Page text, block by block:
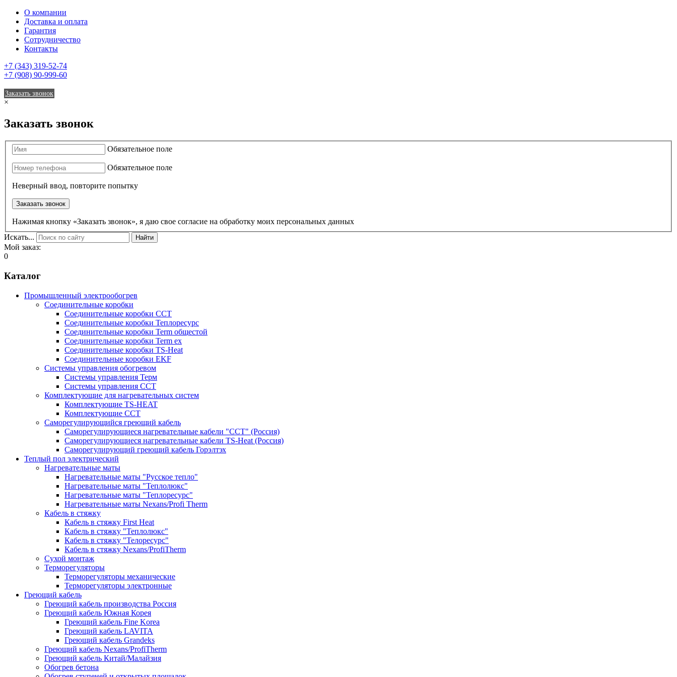
О компании
Доставка и оплата
Гарантия
Сотрудничество
Контакты
+7 (343) 319-52-74
+7 (908) 90-999-60
Заказать звонок
×
Заказать звонок
Обязательное поле
Обязательное поле
Неверный ввод, повторите попытку
Заказать звонок
Нажимая кнопку «Заказать звонок», я даю свое согласие на обработку моих персональных данных
Искать...
Найти
Мой заказ:
0
Каталог
Промышленный электрообогрев
Соединительные коробки
Соединительные коробки ССТ
Соединительные коробки Теплоресурс
Соединительные коробки Term общестой
Соединительные коробки Term ex
Соединительные коробки TS-Heat
Соединительные коробки EKF
Системы управления обогревом
Системы управления Терм
Системы управления ССТ
Комплектующие для нагревательных систем
Комплектующие TS-HEAT
Комплектующие ССТ
Саморегулирующийся греющий кабель
Саморегулирующиеся нагревательные кабели "ССТ" (Россия)
Саморегулирующиеся нагревательные кабели TS-Heat (Россия)
Саморегулирующий греющий кабель Горэлтэх
Теплый пол электрический
Нагревательные маты
Нагревательные маты "Русское тепло"
Нагревательные маты "Теплолюкс"
Нагревательные маты "Теплоресурс"
Нагревательные маты Nexans/Profi Therm
Кабель в стяжку
Кабель в стяжку First Heat
Кабель в стяжку "Теплолюкс"
Кабель в стяжку "Телоресурс"
Кабель в стяжку Nexans/ProfiTherm
Сухой монтаж
Терморегуляторы
Терморегуляторы механические
Терморегуляторы электронные
Греющий кабель
Греющий кабель производства Россия
Греющий кабель Южная Корея
Греющий кабель Fine Korea
Греющий кабель LAVITA
Греющий кабель Grandeks
Греющий кабель Nexans/ProfiTherm
Греющий кабель Китай/Малайзия
Обогрев бетона